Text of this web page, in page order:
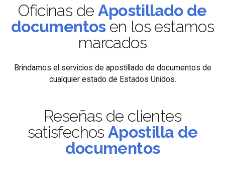
Oficinas de Apostillado de
documentosen los estamos
marcados
Brindamos el servicios de apostillado de documentos de
cualquier estado de Estados Unidos.
Reseñas de clientes
satisfechos Apostilla de
documentos